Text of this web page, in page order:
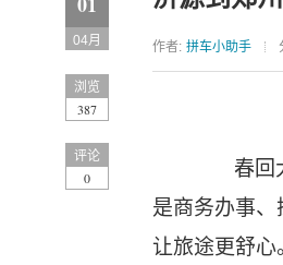
04月 作者: 拼车小助手
春回
是商务办事
让旅途更舒心
浏览
387
评论
0